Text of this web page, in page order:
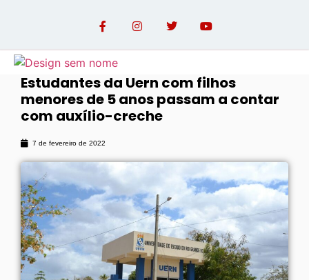
Estudantes da Uern com filhos
menores de 5 anos passam a contar
com auxílio-creche
7 de fevereiro de 2022